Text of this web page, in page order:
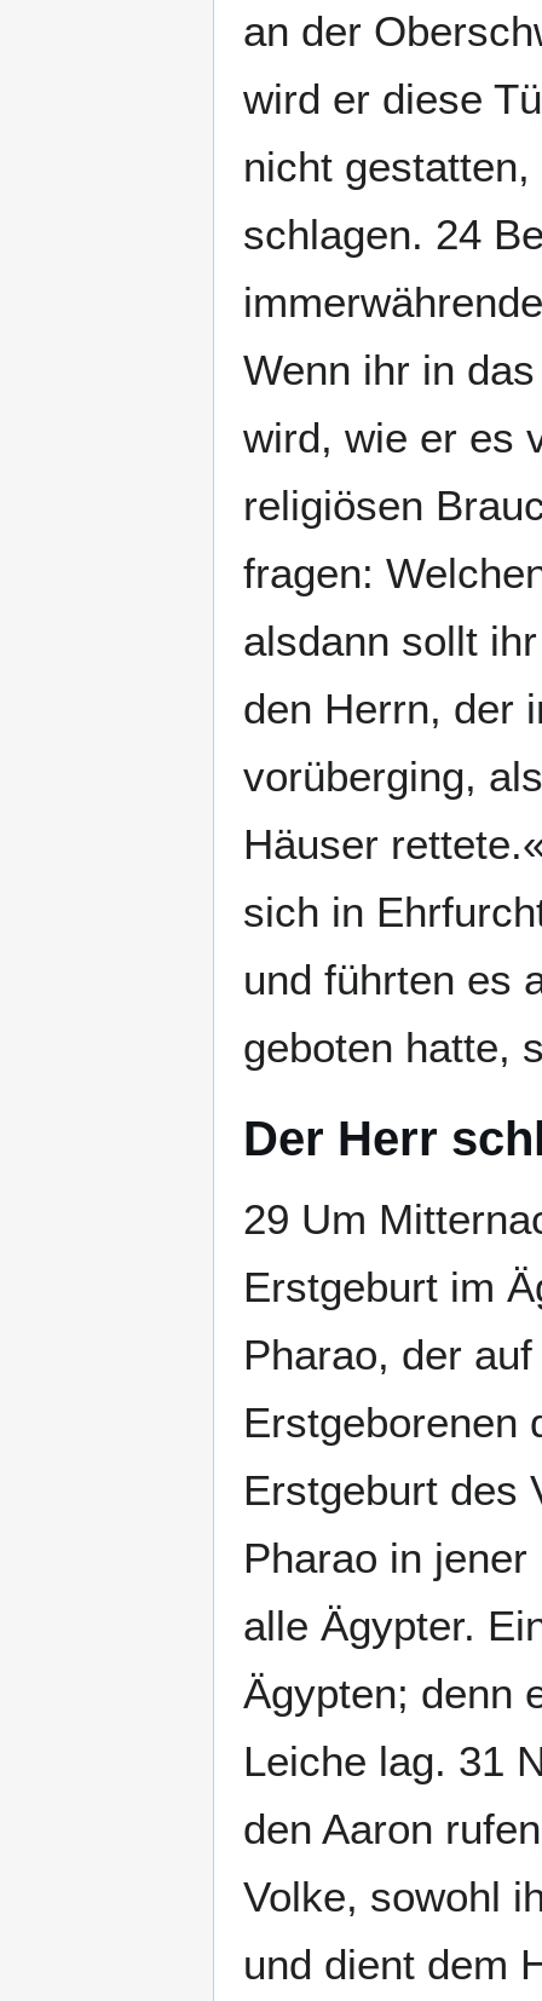
an der
wird er diese
nicht
schlagen. 24
Wenn ihr in
wird, wie er es
religiösen
fragen:
alsdann sollt
den Herrn, der
vorüberging,
Häuser
sich in
und führten es
geboten hatte,
Der Herr
29 Um
Erstgeburt im
Pharao, der
Erstgeborenen
Erstgeburt des
Pharao in
alle Ägypter.
Ägypten; denn
Leiche lag. 31
den Aaron
Volke, sowohl
und dient dem